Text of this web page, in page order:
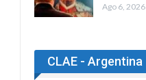
Ago 6, 2026
CLAE - Argentina